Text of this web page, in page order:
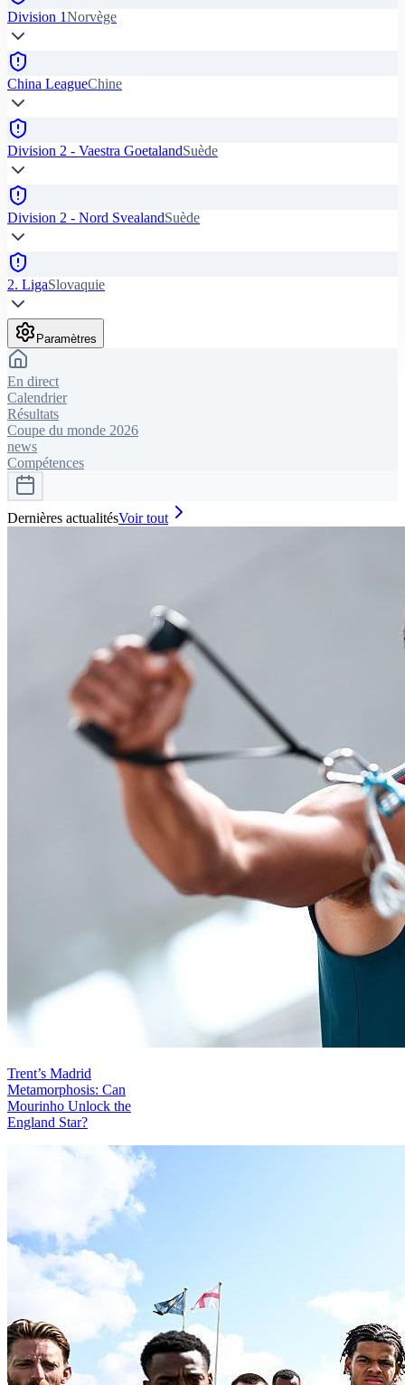
Division 1Norvège
China LeagueChine
Division 2 - Vaestra GoetalandSuède
Division 2 - Nord SvealandSuède
2. LigaSlovaquie
Paramètres
En direct
Calendrier
Résultats
Coupe du monde 2026
news
Compétences
Dernières actualitésVoir tout
Trent’s Madrid
Metamorphosis: Can
Mourinho Unlock the
England Star?